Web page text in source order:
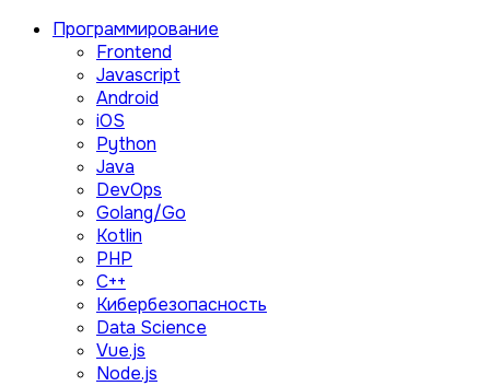
Программирование
Frontend
Javascript
Android
iOS
Python
Java
DevOps
Golang/Go
Kotlin
PHP
C++
Кибербезопасность
Data Science
Vue.js
Node.js